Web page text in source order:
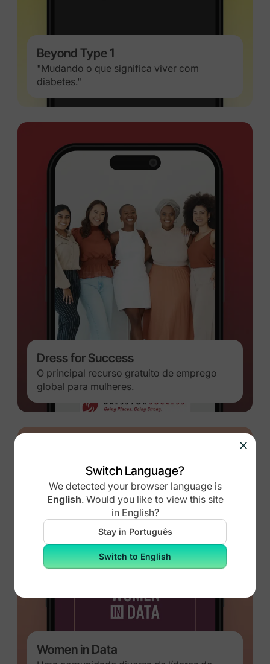
Beyond Type 1
"Mudando o que significa viver com
diabetes."
Dress for Success
O principal recurso gratuito de emprego
global para mulheres.
Women in Data
Switch Language?
We detected your browser language is
English. Would you like to view this site
in English?
Stay in Português
Switch to English